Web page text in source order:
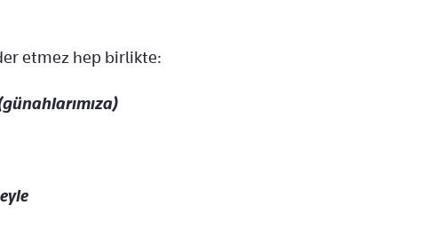
etmez hep birlikte: